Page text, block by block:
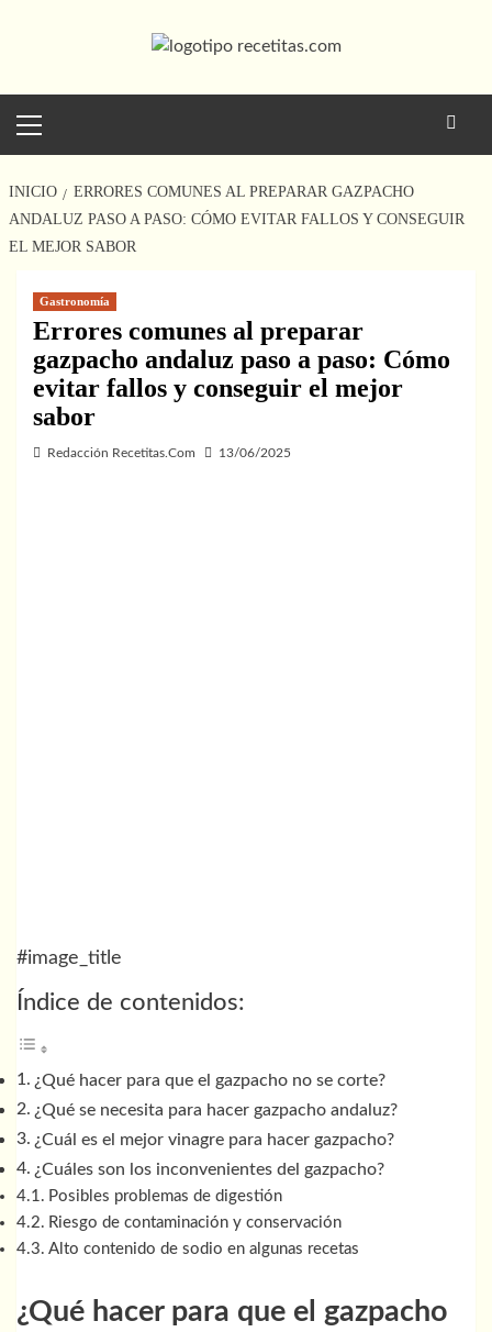
principal
INICIO
ERRORES COMUNES AL PREPARAR GAZPACHO
ANDALUZ PASO A PASO: CÓMO EVITAR FALLOS Y CONSEGUIR
EL MEJOR SABOR
Gastronomía
Errores comunes al preparar
gazpacho andaluz paso a paso: Cómo
evitar fallos y conseguir el mejor
sabor
Redacción Recetitas.Com 13/06/2025
#image_title
Índice de contenidos:
¿Qué hacer para que el gazpacho no se corte?
¿Qué se necesita para hacer gazpacho andaluz?
¿Cuál es el mejor vinagre para hacer gazpacho?
¿Cuáles son los inconvenientes del gazpacho?
Posibles problemas de digestión
Riesgo de contaminación y conservación
Alto contenido de sodio en algunas recetas
¿Qué hacer para que el gazpacho